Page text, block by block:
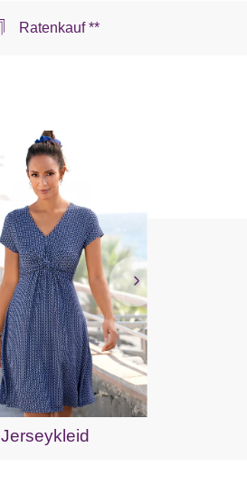
Ratenkauf **
Jerseykleid